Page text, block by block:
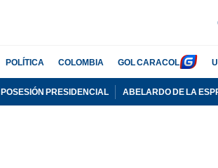
POLÍTICA COLOMBIA GOL CARACOL
POSESIÓN PRESIDENCIAL ABELARDO DE LA